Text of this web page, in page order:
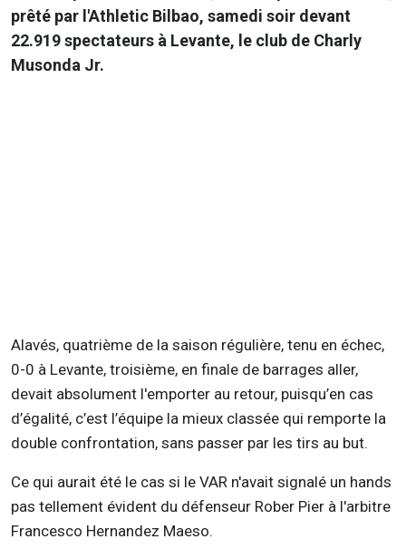
prêté par l'Athletic Bilbao, samedi soir devant
22.919 spectateurs à Levante, le club de Charly
Musonda Jr.
Alavés, quatrième de la saison régulière, tenu en échec,
0-0 à Levante, troisième, en finale de barrages aller,
devait absolument l'emporter au retour, puisqu’en cas
d’égalité, c’est l’équipe la mieux classée qui remporte la
double confrontation, sans passer par les tirs au but.
Ce qui aurait été le cas si le VAR n'avait signalé un hands
pas tellement évident du défenseur Rober Pier à l'arbitre
Francesco Hernandez Maeso.